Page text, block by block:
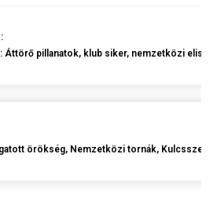
Áttörő pillanatok, klub siker, nemzetközi
örökség, Nemzetközi tornák,